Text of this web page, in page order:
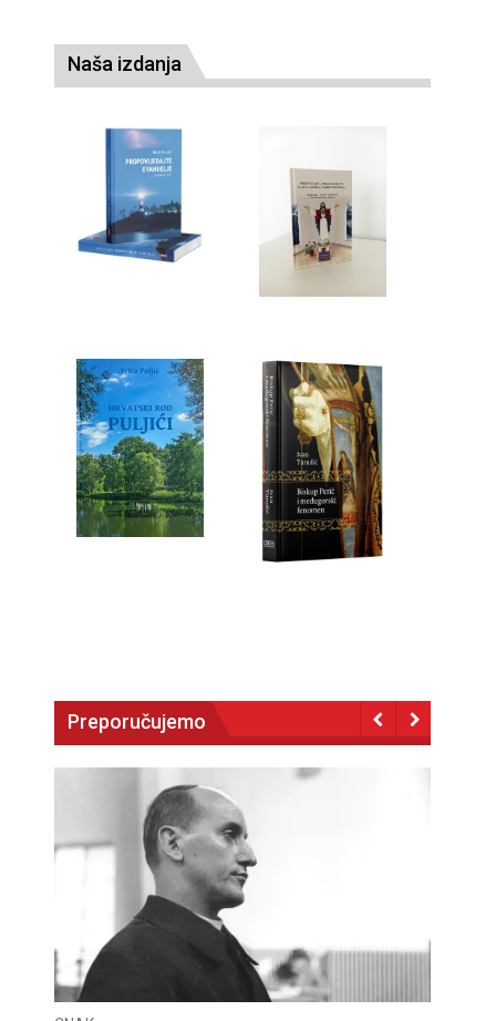
Naša izdanja
Preporučujemo